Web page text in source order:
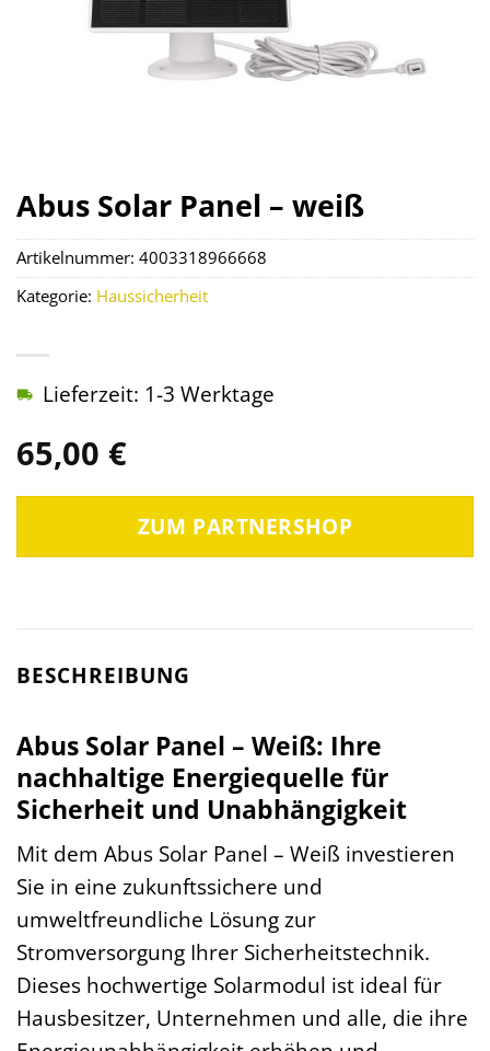
Abus Solar Panel – weiß
65,00 €
Lieferzeit: 1-3 Werktage
ZUM PARTNERSHOP
Artikelnummer: 4003318966668
Kategorie: Haussicherheit
BESCHREIBUNG
Abus Solar Panel – Weiß: Ihre
nachhaltige Energiequelle für
Sicherheit und Unabhängigkeit
Mit dem Abus Solar Panel – Weiß investieren
Sie in eine zukunftssichere und
umweltfreundliche Lösung zur
Stromversorgung Ihrer Sicherheitstechnik.
Dieses hochwertige Solarmodul ist ideal für
Hausbesitzer, Unternehmen und alle, die ihre